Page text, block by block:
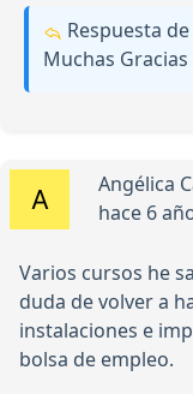
Respuesta de
Muchas
Angélica
hace 6
Varios cursos he
duda de volver a
instalaciones e
bolsa de empleo.